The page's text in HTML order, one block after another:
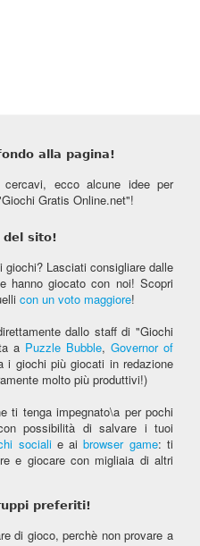
alla pagina!
ecco alcune idee per
Gratis Online.net"!
del sito!
Lasciati consigliare dalle
hanno giocato con noi! Scopri
con un voto maggiore!
dallo staff di "Giochi
a Puzzle Bubble, Governor of
i giochi più giocati in redazione
molto più produttivi!)
ti tenga impegnato\a per pochi
possibilità di salvare i tuoi
socialie aibrowser game: ti
e giocare con migliaia di altri
preferiti!
di gioco, perchè non provare a